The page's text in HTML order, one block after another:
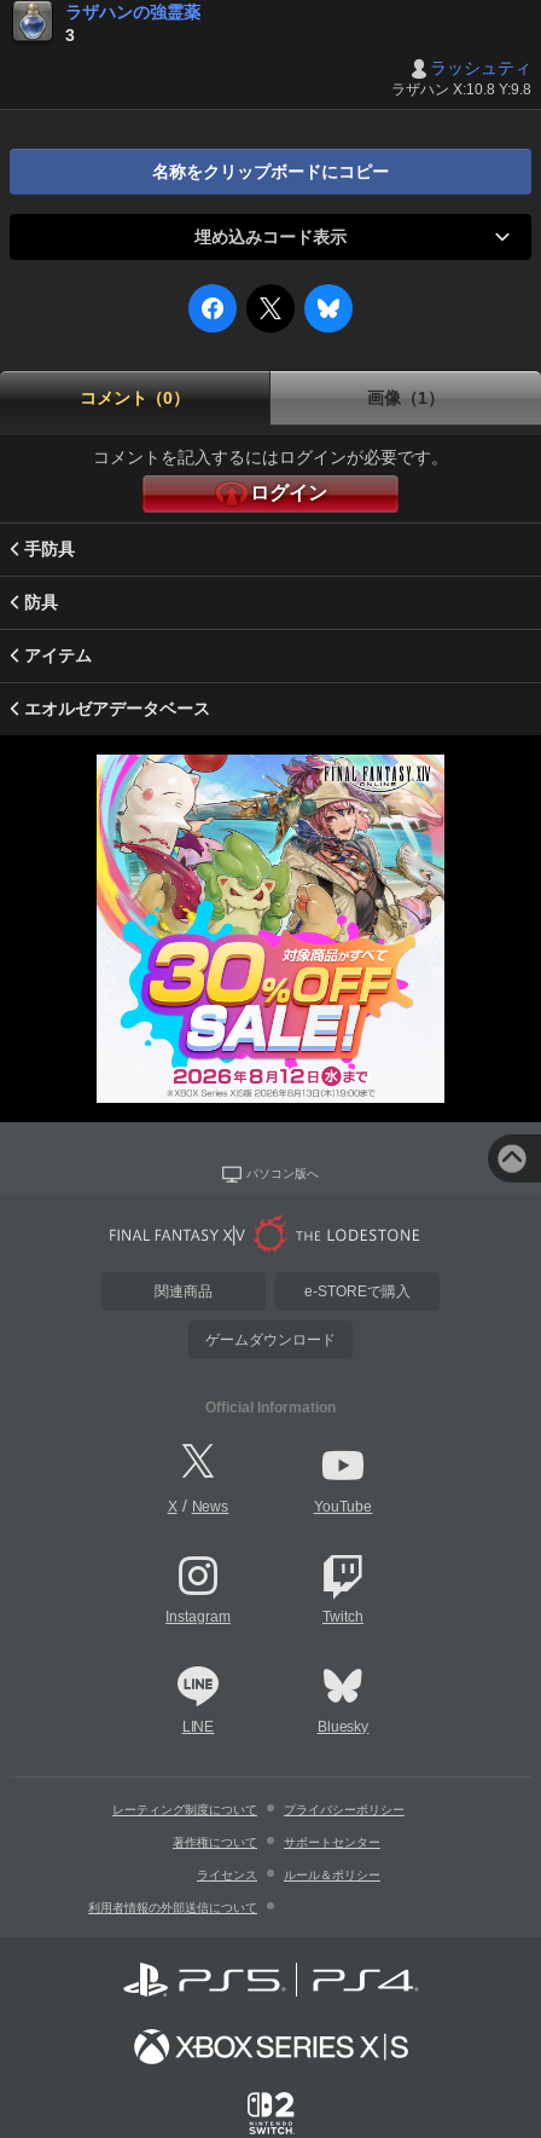
ラザハンの強霊薬
3
ラッシュティ
ラザハン X:10.8 Y:9.8
名称をクリップボードにコピー
埋め込みコード表示
コメント（0） 画像（1）
コメントを記入するにはログインが必要です。
ログイン
手防具
防具
アイテム
エオルゼアデータベース
パソコン版へ
関連商品 e-STOREで購入
ゲームダウンロード
Official Information
X/ News YouTube
Instagram Twitch
LINE Bluesky
レーティング制度について プライバシーポリシー
著作権について サポートセンター
ライセンス ルール＆ポリシー
利用者情報の外部送信について